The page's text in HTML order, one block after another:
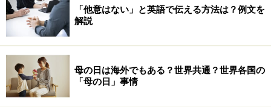
ク）、マドリード（スペイン）の3都市だそうです。
実はこの調査、10年前との比較結果もでているのです
が、なんとシンガポールが30％、中国の広州が20％も速
まっていたことがわかっています。歩くスピードがそん
なにも変わってしまうというのは、いったいどんな変化
「他意はない」と英語で伝える方法は？例文を
解説
母の日は海外でもある？世界共通？世界各国の
「母の日」事情